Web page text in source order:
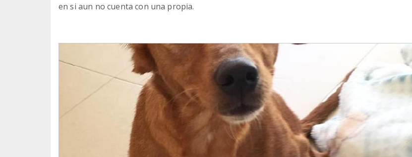
en si aun no cuenta con una propia.